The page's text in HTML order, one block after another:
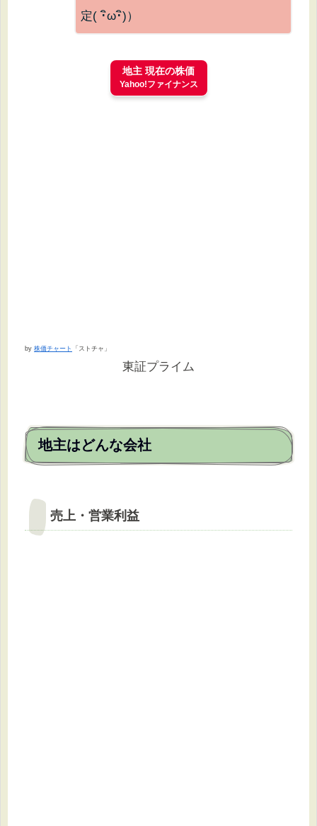
定( ･ิω･ิ)）
地主 現在の株価
Yahoo!ファイナンス
by 株価チャート 「ストチャ」
東証プライム
地主はどんな会社
売上・営業利益